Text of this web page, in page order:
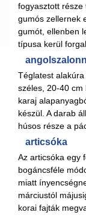
fogyasztott része
gumós zellernek
gumót, ellenben
típusa kerül
Téglatest
széles, 20-40 cm
karaj
készül. A darab
húsos része a
articsóka
Az articsóka egy
bogáncsféle
miatt
márciustól
korai fajták